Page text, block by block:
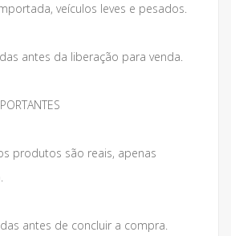
veículos leves e pesados.
antes da liberação para venda.
produtos são reais, apenas
antes de concluir a compra.